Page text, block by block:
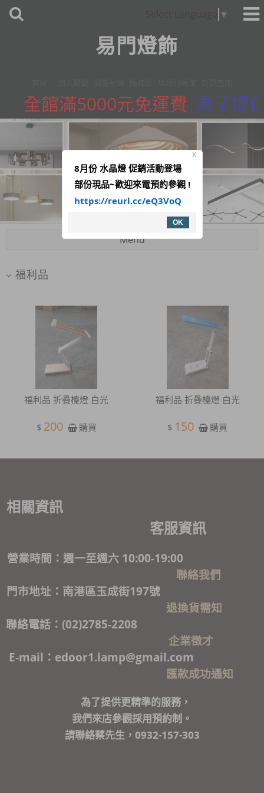
▼
易門燈飾
全館滿5000元免運費 為了提
Menu
福利品
福利品 折疊檯燈 白光
$ 200 購買
福利品 折疊檯燈 白光
$ 150 購買
相關資訊
客服資訊
營業時間：週一至週六 10:00-19:00
聯絡我們
門市地址：南港區玉成街197號
退換貨需知
聯絡電話：(02)2785-2208
企業徵才
E-mail：edoor1.lamp@gmail.com
匯款成功通知
為了提供更精準的服務，
我們來店參觀採用預約制。
請聯絡蔡先生，0932-157-303
X
8月份 水晶燈 促銷活動登場
部份現品~歡迎來電預約參觀 !
https://reurl.cc/eQ3VoQ
OK